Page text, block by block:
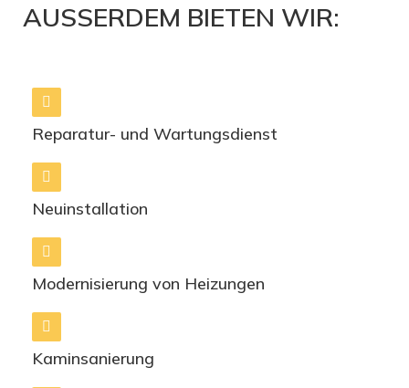
AUSSERDEM BIETEN WIR:
Reparatur- und Wartungsdienst
Neuinstallation
Modernisierung von Heizungen
Kaminsanierung